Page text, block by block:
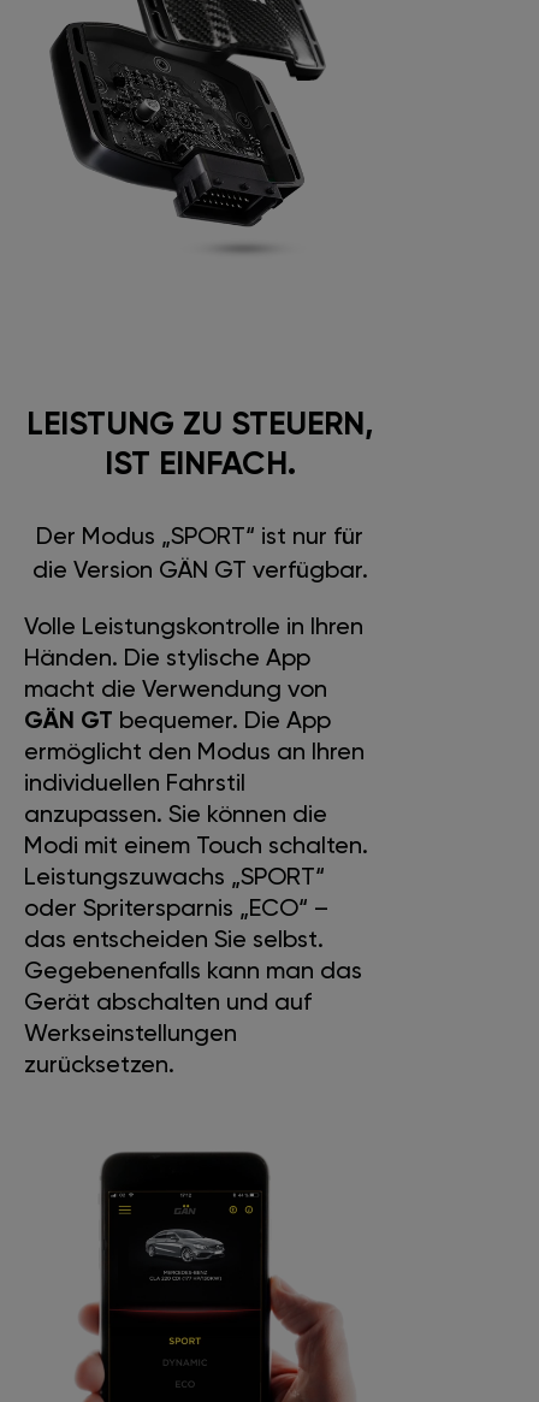
LEISTUNG ZU STEUERN,
IST EINFACH.
Der Modus „SPORT“ ist nur für
die Version GÄN GT verfügbar.
Volle Leistungskontrolle in Ihren
Händen. Die stylische App
macht die Verwendung von
GÄN GT bequemer. Die App
ermöglicht den Modus an Ihren
individuellen Fahrstil
anzupassen. Sie können die
Modi mit einem Touch schalten.
Leistungszuwachs „SPORT“
oder Spritersparnis „ECO“ –
das entscheiden Sie selbst.
Gegebenenfalls kann man das
Gerät abschalten und auf
Werkseinstellungen
zurücksetzen.